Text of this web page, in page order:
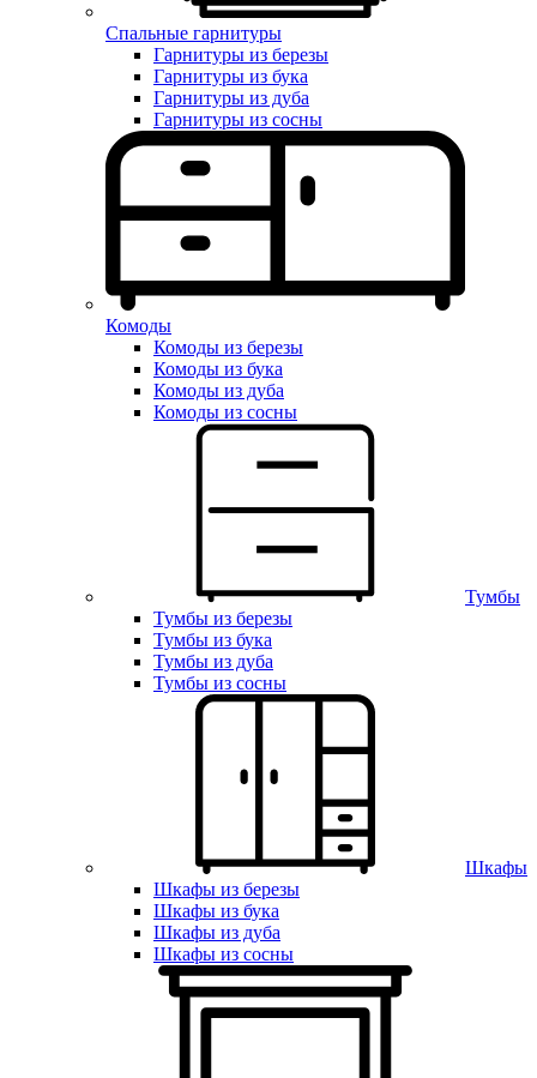
Спальные гарнитуры
Гарнитуры из березы
Гарнитуры из бука
Гарнитуры из дуба
Гарнитуры из сосны
Комоды
Комоды из березы
Комоды из бука
Комоды из дуба
Комоды из сосны
Тумбы
Тумбы из березы
Тумбы из бука
Тумбы из дуба
Тумбы из сосны
Шкафы
Шкафы из березы
Шкафы из бука
Шкафы из дуба
Шкафы из сосны